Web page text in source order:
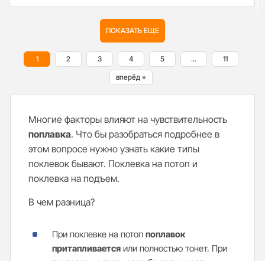
ПОКАЗАТЬ ЕЩЕ
1 2 3 4 5 ... 11
вперёд »
Многие факторы влияют на чувствительность
поплавка. Что бы разобраться подробнее в
этом вопросе нужно узнать какие типы
поклевок бывают. Поклевка на потоп и
поклевка на подъем.
В чем разница?
При поклевке на потоп поплавок
притапливается или полностью тонет. При